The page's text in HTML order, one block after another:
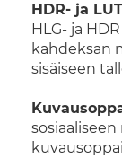
HDR- ja
HLG- ja
kahdeksan
sisäiseen